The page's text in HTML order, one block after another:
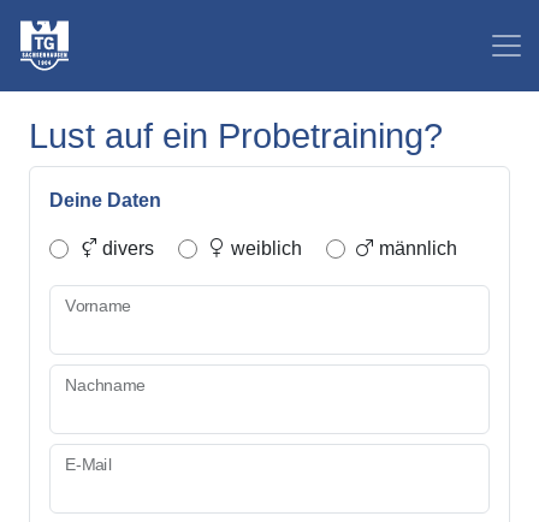
Lust auf ein Probetraining?
Deine Daten
divers weiblich männlich
Vorname
Nachname
E-Mail